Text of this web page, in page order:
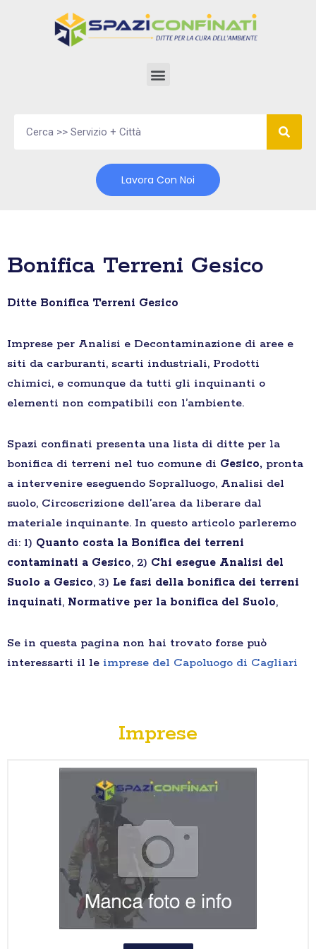
Lavora Con Noi
Bonifica Terreni Gesico
Ditte Bonifica Terreni Gesico
Imprese per Analisi e Decontaminazione di aree e
siti da carburanti, scarti industriali, Prodotti
chimici, e comunque da tutti gli inquinanti o
elementi non compatibili con l’ambiente.
Spazi confinati presenta una lista di ditte per la
bonifica di terreni nel tuo comune di Gesico, pronta
a intervenire eseguendo Sopralluogo, Analisi del
suolo, Circoscrizione dell’area da liberare dal
materiale inquinante. In questo articolo parleremo
di: 1) Quanto costa la Bonifica dei terreni
contaminati a Gesico, 2) Chi esegue Analisi del
Suolo a Gesico, 3) Le fasi della bonifica dei terreni
inquinati, Normative per la bonifica del Suolo,
Se in questa pagina non hai trovato forse può
interessarti il le imprese del Capoluogo di Cagliari
Imprese